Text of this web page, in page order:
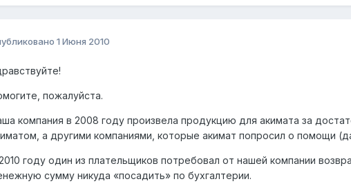
1 Июня 2010
пожалуйста.
компания в 2008 году произвела продукцию для акимата за
а другими компаниями, которые акимат попросил о помощи
году один из плательщиков потребовал от нашей компании
сумму никуда «посадить» по бухгалтерии.